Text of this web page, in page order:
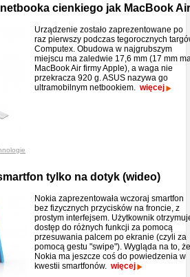
cienkiego jak MacBook Air
Urządzenie zostało zaprezentowane po
raz pierwszy podczas tegorocznych
Computex. Obudowa w najgrubszym
miejscu ma zaledwie 17,6 mm (17 mm
MacBook Air firmy Apple), a waga nie
przekracza 920 g. ASUS nazywa go
ultramobilnym netbookiem. więcej
tylko na dotyk (wideo)
Nokia zaprezentowała wczoraj smartfon
bez fizycznych przycisków na froncie, z
prostym interfejsem. Użytkownik
dostęp do różnych funkcji za pomocą
przesuwania palcem po ekranie (czyli za
pomocą gestu "swipe"). Wygląda na to, że
Nokia ma jeszcze coś do powiedzenia w
kwestii smartfonów. więcej